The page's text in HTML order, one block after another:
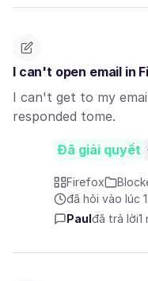
I can't open email in
I can't get to my
responded tome.
Đã giải quyết
Firefox
đã hỏi vào lúc
Paul đã trả lời1